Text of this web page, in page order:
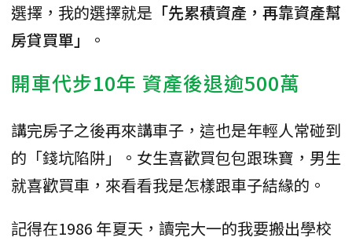
選擇，我的選擇就是 「先累積資產，再靠資產幫
房貸買單」
。
開車代步10年 資產後退逾500萬
講完房子之後再來講車子，這也是年輕人常碰到
的「錢坑陷阱」。女生喜歡買包包跟珠寶，男生
就喜歡買車，來看看我是怎樣跟車子結緣的。
記得在1986 年夏天，讀完大一的我要搬出學校